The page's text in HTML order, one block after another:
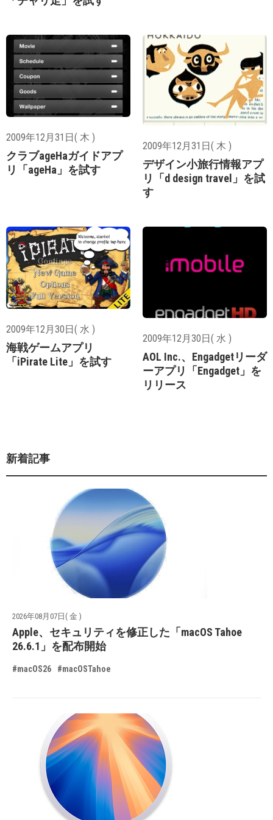
2009年12月31日( 木 )
クラブageHaガイドアプ
リ「ageHa」を試す
2009年12月31日( 木 )
デザイン小旅行情報アプ
リ「d design travel」を試
す
2009年12月30日( 水 )
海戦ゲームアプリ
「iPirate Lite」を試す
2009年12月30日( 水 )
AOL Inc.、Engadgetリーダ
ーアプリ「Engadget」を
リリース
新着記事
2026年08月07日( 金 )
Apple、セキュリティを修正した「macOS Tahoe
26.6.1」を配布開始
#macOS26 #macOSTahoe